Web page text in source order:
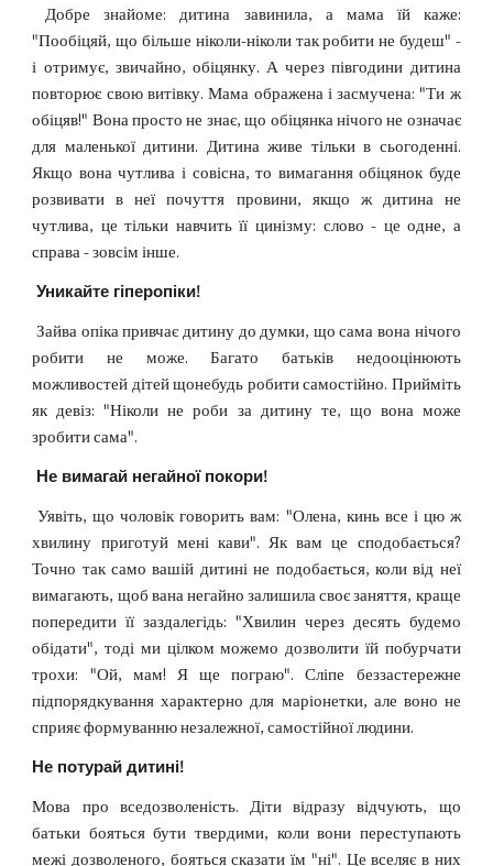
Добре знайоме: дитина завинила, а мама їй каже:
"Пообіцяй, що більше ніколи-ніколи так робити не будеш" -
і отримує, звичайно, обіцянку. А через півгодини дитина
повторює свою витівку. Мама ображена і засмучена: "Ти ж
обіцяв!" Вона просто не знає, що обіцянка нічого не означає
для маленької дитини. Дитина живе тільки в сьогоденні.
Якщо вона чутлива і совісна, то вимагання обіцянок буде
розвивати в неї почуття провини, якщо ж дитина не
чутлива, це тільки навчить її цинізму: слово - це одне, а
справа - зовсім інше.
Уникайте гіперопіки!
Зайва опіка привчає дитину до думки, що сама вона нічого
робити не може. Багато батьків недооцінюють
можливостей дітей щонебудь робити самостійно. Прийміть
як девіз: "Ніколи не роби за дитину те, що вона може
зробити сама".
Не вимагай негайної покори!
Уявіть, що чоловік говорить вам: "Олена, кинь все і цю ж
хвилину приготуй мені кави". Як вам це сподобається?
Точно так само вашій дитині не подобається, коли від неї
вимагають, щоб вана негайно залишила своє заняття, краще
попередити її заздалегідь: "Хвилин через десять будемо
обідати", тоді ми цілком можемо дозволити їй побурчати
трохи: "Ой, мам! Я ще пограю". Сліпе беззастережне
підпорядкування характерно для маріонетки, але воно не
сприяє формуванню незалежної, самостійної людини.
Не потурай дитині!
Мова про вседозволеність. Діти відразу відчують, що
батьки бояться бути твердими, коли вони переступають
межі дозволеного, бояться сказати їм "ні". Це вселяє в них